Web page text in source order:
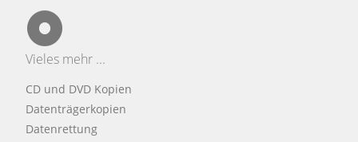
Vieles mehr ...
CD und DVD Kopien
Datenträgerkopien
Datenrettung